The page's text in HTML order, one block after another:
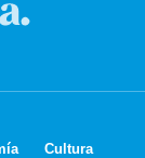
Cultura